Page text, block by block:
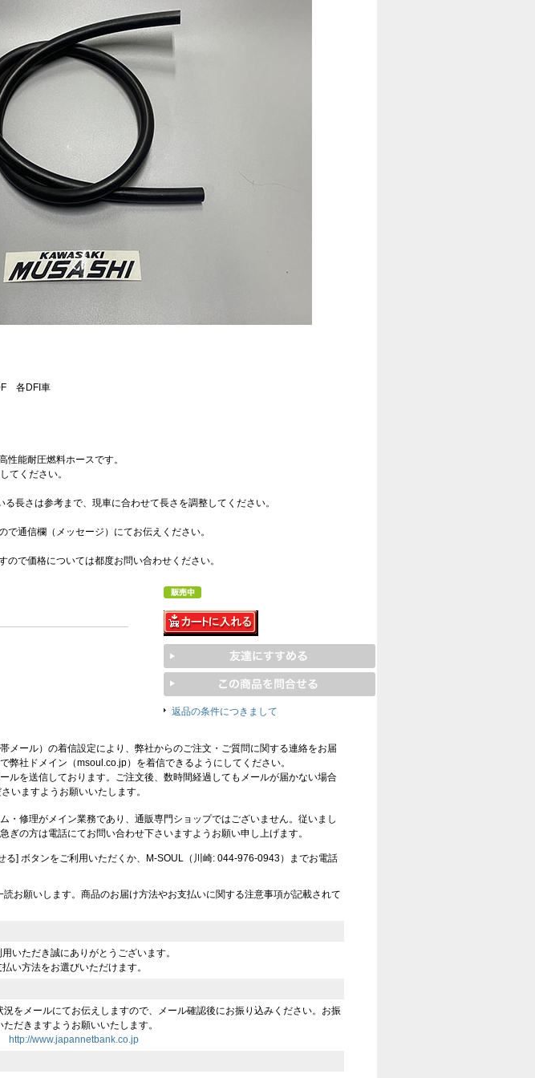
各DFI車
能耐圧燃料ホースです。
てください。
長さは参考まで、現車に合わせて長さを調整してください。
通信欄（メッセージ）にてお伝えください。
で価格については都度お問い合わせください。
返品の条件につきまして
メール）の着信設定により、弊社からのご注文・ご質問に関する連絡をお届
弊社ドメイン（msoul.co.jp）を着信できるようにしてください。
ルを送信しております。ご注文後、数時間経過してもメールが届かない場合
いますようお願いいたします。
・修理がメイン業務であり、通販専門ショップではございません。従いまし
ぎの方は電話にてお問い合わせ下さいますようお願い申し上げます。
る] ボタンをご利用いただくか、M-SOUL（川崎: 044-976-0943）までお電話
読お願いします。商品のお届け方法やお支払いに関する注意事項が記載されて
いただき誠にありがとうございます。
い方法をお選びいただけます。
をメールにてお伝えしますので、メール確認後にお振り込みください。お振
だきますようお願いいたします。
http://www.japannetbank.co.jp